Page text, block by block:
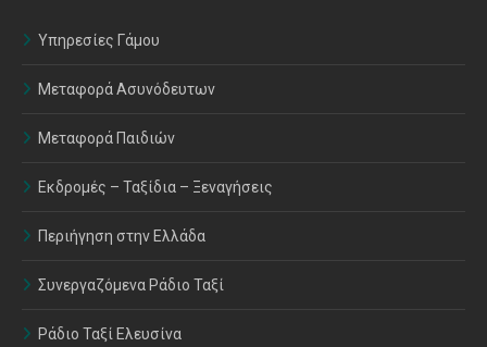
Υπηρεσίες Γάμου
Μεταφορά Ασυνόδευτων
Μεταφορά Παιδιών
Εκδρομές – Ταξίδια – Ξεναγήσεις
Περιήγηση στην Ελλάδα
Συνεργαζόμενα Ράδιο Ταξί
Ράδιο Ταξί Ελευσίνα